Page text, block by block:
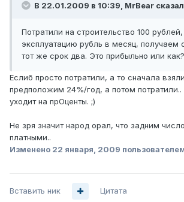
В 22.01.2009 в 10:39, MrBear
Потратили на строительство 100
эксплуатацию рубль в месяц, получаем
тот же срок два. Это прибыльно или как?
Еслиб просто потратили, а то сначала
предположим 24%/год, а потом потратили..
уходит на прОценты. ;)
Не зря значит народ орал, что задним
платными..
Изменено 22 января, 2009
Вставить ник Цитата